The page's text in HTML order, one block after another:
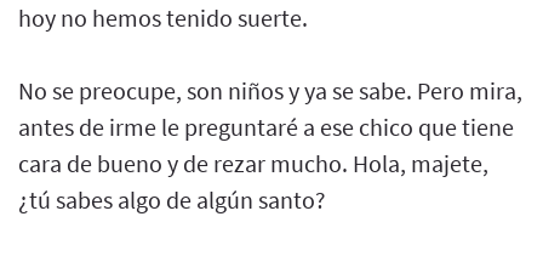
hoy no hemos tenido suerte.
No se preocupe, son niños y ya se sabe. Pero mira,
antes de irme le preguntaré a ese chico que tiene
cara de bueno y de rezar mucho. Hola, majete,
¿tú sabes algo de algún santo?